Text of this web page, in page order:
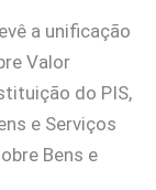
a unificação
Valor
do PIS,
e Serviços
Bens e